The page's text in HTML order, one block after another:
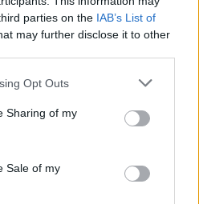
parties on the IAB’s List of
may further disclose it to other
app uses one or more Google
behaviour. You may click to
and its third-party tags to
purposes in below Google
Opt Outs
Sharing of my
Sale of my
ÉS MÉG EGY SOR
de lesz Pogány Induló és